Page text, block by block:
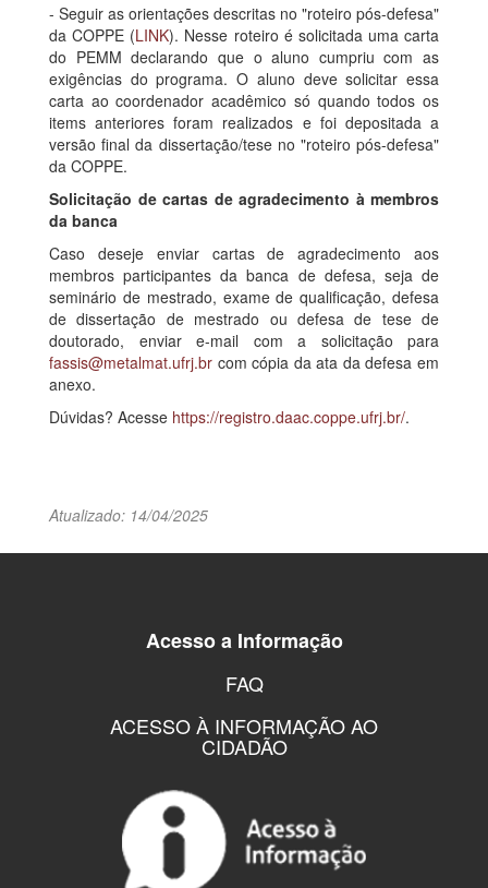
- Seguir as orientações descritas no "roteiro pós-defesa"
da COPPE (LINK). Nesse roteiro é solicitada uma carta
do PEMM declarando que o aluno cumpriu com as
exigências do programa. O aluno deve solicitar essa
carta ao coordenador acadêmico só quando todos os
items anteriores foram realizados e foi depositada a
versão final da dissertação/tese no "roteiro pós-defesa"
da COPPE.
Solicitação de cartas de agradecimento à membros
da banca
Caso deseje enviar cartas de agradecimento aos
membros participantes da banca de defesa, seja de
seminário de mestrado, exame de qualificação, defesa
de dissertação de mestrado ou defesa de tese de
doutorado, enviar e-mail com a solicitação para
fassis@metalmat.ufrj.br com cópia da ata da defesa em
anexo.
Dúvidas? Acesse https://registro.daac.coppe.ufrj.br/.
Atualizado: 14/04/2025
Acesso a Informação
FAQ
ACESSO À INFORMAÇÃO AO
CIDADÃO